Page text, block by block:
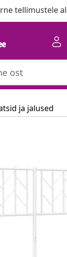
tellimustele
ja jalused